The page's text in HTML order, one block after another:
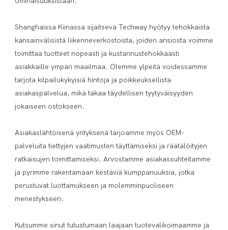
Shanghaissa Kiinassa sijaitseva Techway hyötyy tehokkaista
kansainvälisistä liikenneverkostoista, joiden ansiosta voimme
toimittaa tuotteet nopeasti ja kustannustehokkaasti
asiakkaille ympäri maailmaa. Olemme ylpeitä voidessamme
tarjota kilpailukykyisiä hintoja ja poikkeuksellista
asiakaspalvelua, mikä takaa täydellisen tyytyväisyyden
jokaiseen ostokseen.
Asiakaslähtöisenä yrityksenä tarjoamme myös OEM-
palveluita tiettyjen vaatimusten täyttämiseksi ja räätälöityjen
ratkaisujen toimittamiseksi. Arvostamme asiakassuhteitamme
ja pyrimme rakentamaan kestäviä kumppanuuksia, jotka
perustuvat luottamukseen ja molemminpuoliseen
menestykseen.
Kutsumme sinut tutustumaan laajaan tuotevalikoimaamme ja